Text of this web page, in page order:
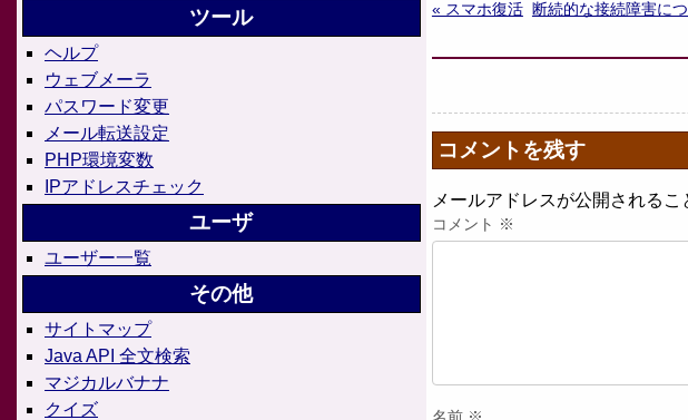
ツール
ヘルプ
ウェブメーラ
パスワード変更
メール転送設定
PHP環境変数
IPアドレスチェック
ユーザ
ユーザー一覧
その他
サイトマップ
Java API 全文検索
マジカルバナナ
クイズ
« スマホ復活 断続的な接続障害に
コメントを残す
メールアドレスが公開されるこ
コメント ※